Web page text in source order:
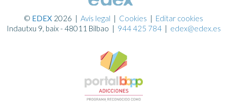
© EDEX 2026 | Avís legal | Cookies | Editar cookies
Indautxu 9, baix - 48011 Bilbao | 944 425 784| edex@edex.es